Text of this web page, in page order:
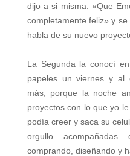
dijo a si misma: «Que
completamente feliz» y
habla de su nuevo
La Segunda la conocí
papeles un viernes y al
más, porque la noche
proyectos con lo que yo
podía creer y saca su
orgullo
comprando, diseñando y